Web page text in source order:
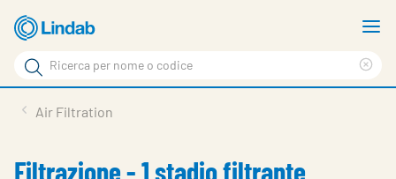
Vai
contenuto
principale
Cerca
Cerca
Soluzioni
Air Filtration
Filtrazione - 1 stadio filtrante